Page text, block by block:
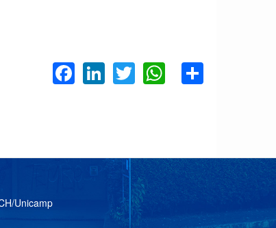
Facebook
LinkedIn
TwitterWhatsApp
Unicamp